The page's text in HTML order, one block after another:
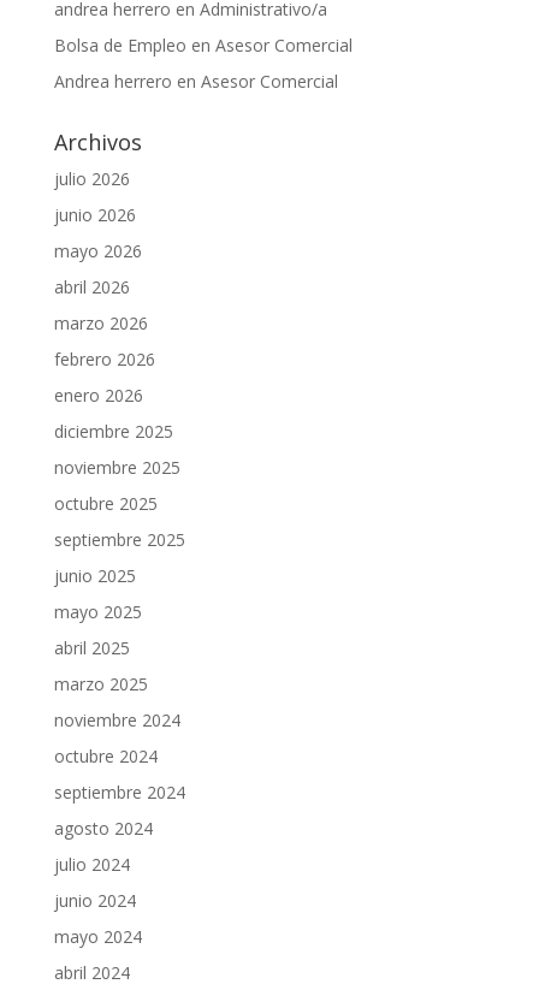
andrea herrero en Administrativo/a
Bolsa de Empleo en Asesor Comercial
Andrea herrero en Asesor Comercial
Archivos
julio 2026
junio 2026
mayo 2026
abril 2026
marzo 2026
febrero 2026
enero 2026
diciembre 2025
noviembre 2025
octubre 2025
septiembre 2025
junio 2025
mayo 2025
abril 2025
marzo 2025
noviembre 2024
octubre 2024
septiembre 2024
agosto 2024
julio 2024
junio 2024
mayo 2024
abril 2024